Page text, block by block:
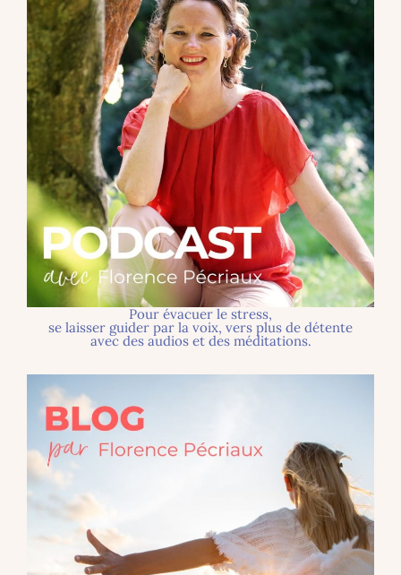
Pour évacuer le stress,
se laisser guider par la voix, vers plus de détente
avec des audios et des méditations.